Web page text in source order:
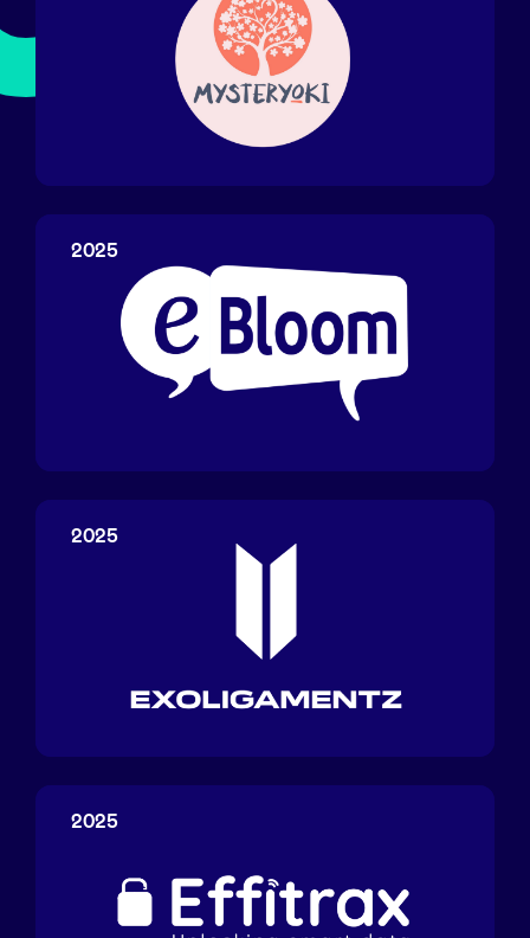
BeAngels Academy
BeAngels Luxemburg
NXT Brussels - Investeerders groep
Sponsors
Toegang 'dealflow' investeerder
Mysteryoki
eBloom
2025
Exoligamentz
2025
2025